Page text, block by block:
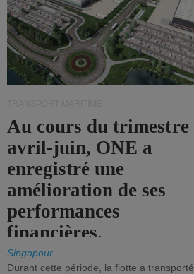
Au cours du trimestre
avril-juin, ONE a
enregistré une
amélioration de ses
performances
financières.
Singapour
Durant cette période, la flotte a transporté